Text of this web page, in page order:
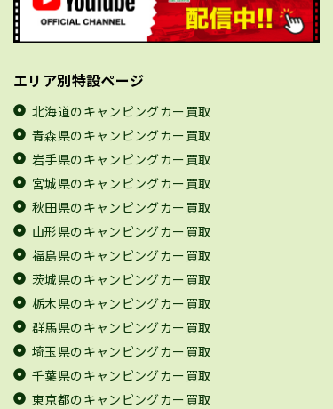
エリア別特設ページ
北海道のキャンピングカー買取
青森県のキャンピングカー買取
岩手県のキャンピングカー買取
宮城県のキャンピングカー買取
秋田県のキャンピングカー買取
山形県のキャンピングカー買取
福島県のキャンピングカー買取
茨城県のキャンピングカー買取
栃木県のキャンピングカー買取
群馬県のキャンピングカー買取
埼玉県のキャンピングカー買取
千葉県のキャンピングカー買取
東京都のキャンピングカー買取